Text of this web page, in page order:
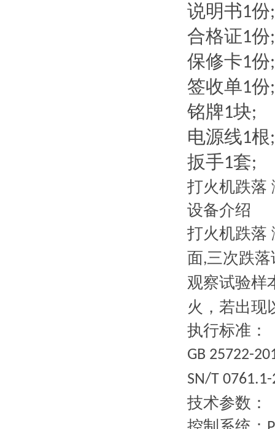
说明书1份;
合格证1份;
保修卡1份;
签收单1份;
铭牌1块;
电源线1根;
扳手1套;
打火机跌落
设备介绍
打火机跌落
面,三次跌
观察试验样
火，若出现
执行标准：
GB 25722-
SN/T
技术参数：